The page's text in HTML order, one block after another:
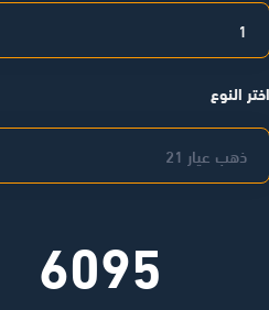
اختر النوع
6095